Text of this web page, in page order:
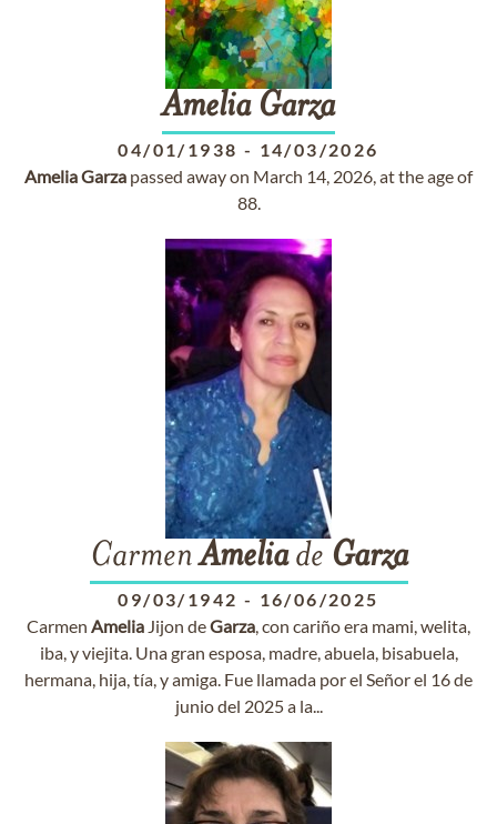
Amelia Garza
04/01/1938 - 14/03/2026
AmeliaGarza passed away on March 14, 2026, at the age of
88.
CarmenAmeliade Garza
09/03/1942 - 16/06/2025
Carmen Amelia Jijon deGarza, con cariño era mami, welita,
iba, y viejita. Una gran esposa, madre, abuela, bisabuela,
hermana, hija, tía, y amiga. Fue llamada por el Señor el 16 de
junio del 2025 a la...